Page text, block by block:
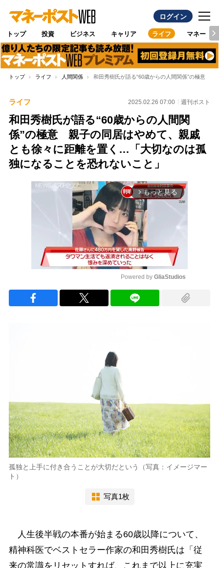
ログイン
トップ 投資 ビジネス キャリア ライフ マネー
トップ ライフ 人間関係 和田秀樹氏が語る“60歳からの人間関係”の極意
ライフ 2025.02.26 07:00 週刊ポスト
和田秀樹氏が語る“60歳からの人間関
係”の極意 親子の同居はやめて、親戚
とも徐々に距離を置く…「大切なのは孤
独になることを恐れないこと」
arrow_forward_ios もっと見る
Powered by GliaStudios
孤独と上手に付き合うことが大切だという（写真：イメージマー
ト）
写真1枚
人生後半戦の本番が始まる60歳以降について、
精神科医でベストセラー作家の和田秀樹氏は「従
来の常識をリセットすれば、これまで以上に充実